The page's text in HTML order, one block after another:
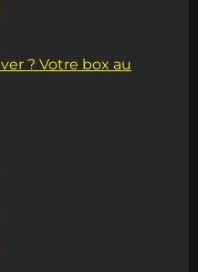
? Votre box au